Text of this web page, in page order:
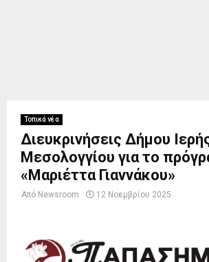
Τοπικά νέα
Διευκρινήσεις Δήμου
Μεσολογγίου για το
«Μαριέττα Γιαννάκου»
Από Newsroom 12 Νοεμβρίου 2025